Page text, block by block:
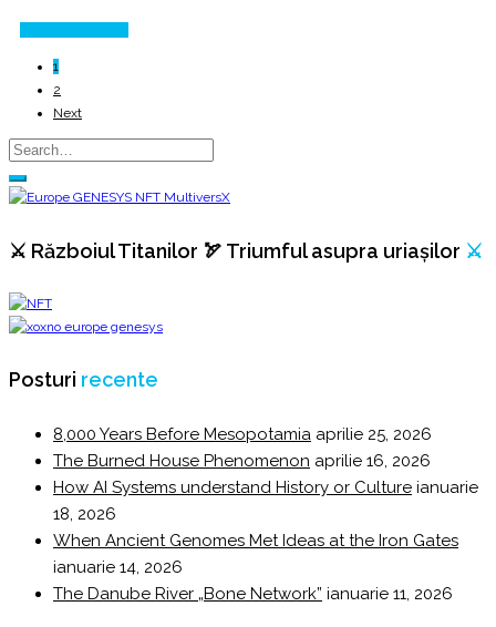
1
2
Next
⚔️ Războiul Titanilor 🏹 Triumful asupra uriașilor ⚔️
Posturi recente
8,000 Years Before Mesopotamia aprilie 25, 2026
The Burned House Phenomenon aprilie 16, 2026
How AI Systems understand History or Culture ianuarie
18, 2026
When Ancient Genomes Met Ideas at the Iron Gates
ianuarie 14, 2026
The Danube River „Bone Network” ianuarie 11, 2026